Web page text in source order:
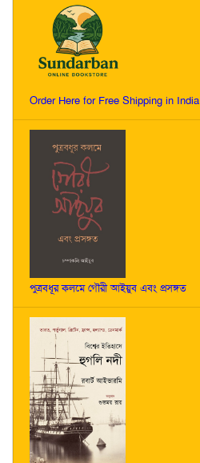
Order Here for Free Shipping in India
পুত্রবধূর কলমে গৌরী আইয়ুব এবং প্রসঙ্গত